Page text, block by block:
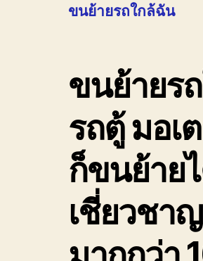
ขนย้ายรถใกล้ฉัน
ขนย้ายร
รถตู้ มอเ
ก็ขนย้าย
เชี่ยวชา